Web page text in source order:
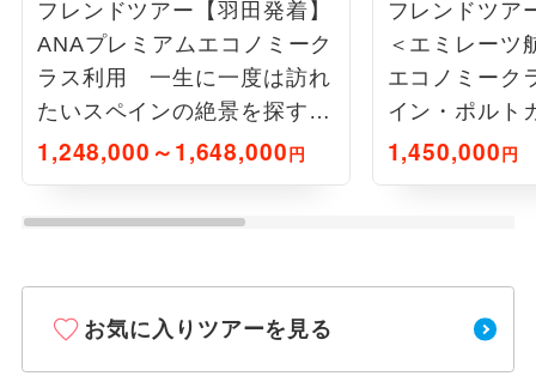
フレンドツアー【羽田発着】
ANAプレミアムエコノミーク
ラス利用 一生に一度は訪れ
たいスペインの絶景を探す
旅 11日間
1,248,000～1,648,000円
フレンドツア
＜エミレーツ
エコノミーク
イン・ポルト
を訪ねて15日
1,450,000円
お気に入りツアーを見る